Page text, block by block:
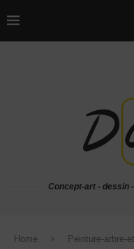
Concept-art - dessin
Home Peinture-arbre-